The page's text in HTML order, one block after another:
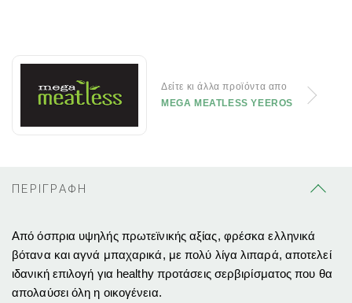
Δείτε κι άλλα προϊόντα απο
MEGA MEATLESS YEEROS
ΠΕΡΙΓΡΑΦΗ
Από όσπρια υψηλής πρωτεϊνικής αξίας, φρέσκα ελληνικά
βότανα και αγνά μπαχαρικά, με πολύ λίγα λιπαρά, αποτελεί
ιδανική επιλογή για healthy προτάσεις σερβιρίσματος που θα
απολαύσει όλη η οικογένεια.